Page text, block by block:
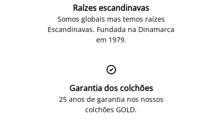
Raízes escandinavas
Somos globais mas temos raízes
Escandinavas. Fundada na Dinamarca
em 1979.

Garantia dos colchões
25 anos de garantia nos nossos
colchões GOLD.